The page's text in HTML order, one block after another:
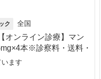
ク 全国
オンライン診療】マン
本※診察料・送料・
綿込／リピート可
ます